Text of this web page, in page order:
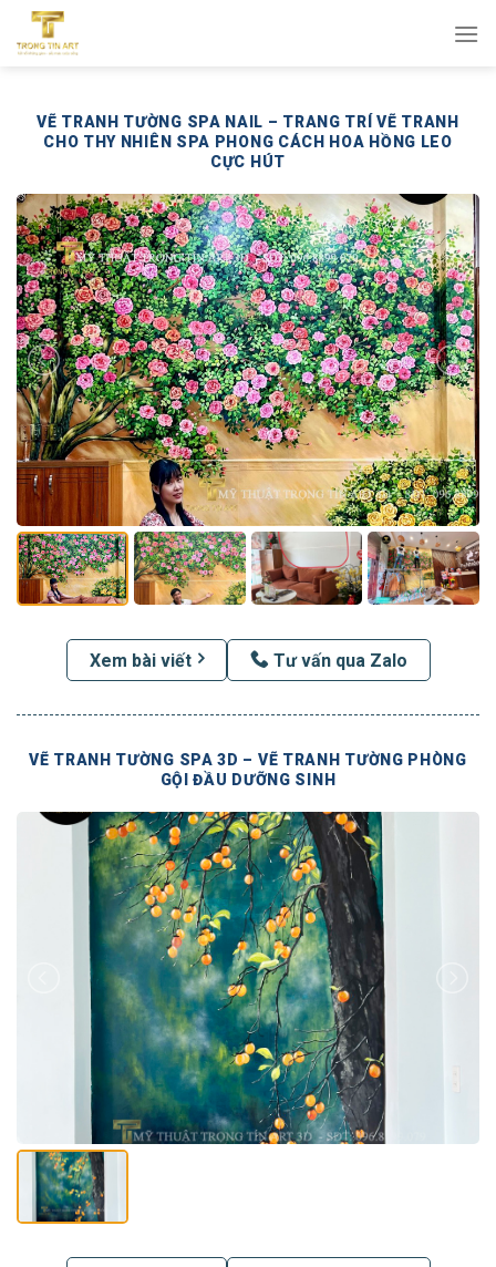
qua
VẼ TRANH TƯỜNG SPA NAIL – TRANG TRÍ VẼ TRANH
CHO THY NHIÊN SPA PHONG CÁCH HOA HỒNG LEO
CỰC HÚT
Xem bài viết Tư vấn qua Zalo
VẼ TRANH TƯỜNG SPA 3D – VẼ TRANH TƯỜNG PHÒNG
GỘI ĐẦU DƯỠNG SINH